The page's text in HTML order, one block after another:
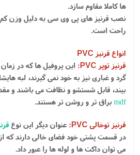
ها کاملا مقاوم سازد.
نصب قرنیز های پی وی سی به دلیل وزن
راحت است.
انواع قرنیز PVC
قرنیز توپر PVC
: این پروفیل ها که در
گرد و غباری نیز به خود نمی گیرند، لبه
بیند، قابل شستشو و نظافت می باشند و
mdfبراق تر و روشن تر هستند.
قرنیز توخالی PVC
: عنوان دیگر این نوع
در قسمت پشتی خود فضای خالی دارند که
می توان داکت ها و لوله ها را عبور داد.